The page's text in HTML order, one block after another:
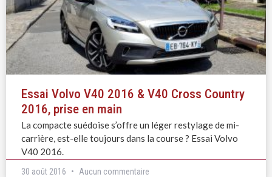
Essai Volvo V40 2016 & V40 Cross Country
2016, prise en main
La compacte suédoise s’offre un léger restylage de mi-
carrière, est-elle toujours dans la course ? Essai Volvo
V40 2016.
30 août 2016 Aucun commentaire